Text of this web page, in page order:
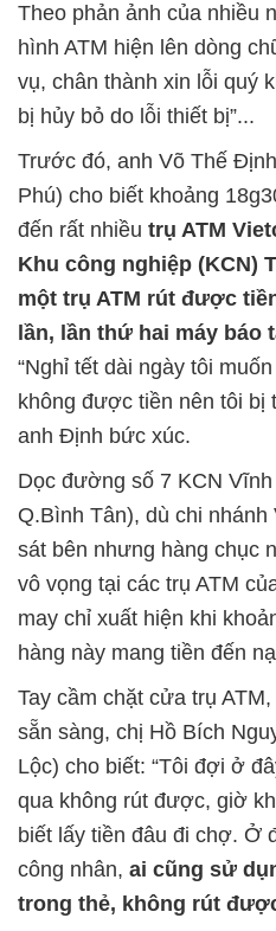
Theo phản ảnh của nhiều
hình ATM hiện lên dòng
vụ, chân thành xin lỗi quý
bị hủy bỏ do lỗi thiết bị”...
Trước đó, anh Võ Thế
Phú) cho biết khoảng
đến rất nhiều trụ ATM
Khu công nghiệp (KCN)
một trụ ATM rút được
lần, lần thứ hai máy báo
“Nghỉ tết dài ngày tôi
không được tiền nên tôi bị
anh Ðịnh bức xúc.
Dọc đường số 7 KCN
Q.Bình Tân), dù chi
sát bên nhưng hàng chục
vô vọng tại các trụ ATM
may chỉ xuất hiện khi
hàng này mang tiền đến
Tay cầm chặt cửa trụ
sẵn sàng, chị Hồ Bích
Lộc) cho biết: “Tôi đợi ở
qua không rút được, giờ
biết lấy tiền đâu đi chợ. Ở
công nhân, ai cũng sử
trong thẻ, không rút